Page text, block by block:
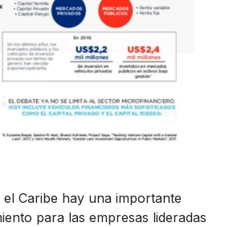
Caribe hay una importante
para las empresas lideradas